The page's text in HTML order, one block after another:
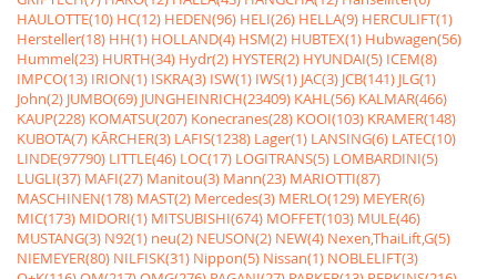
HAULOTTE(10) HC(12) HEDEN(96) HELI(26) HELLA(9) HERCULIFT(1)
Hersteller(18) HH(1) HOLLAND(4) HSM(2) HUBTEX(1) Hubwagen(56)
Hummel(23) HURTH(34) Hydr(2) HYSTER(2) HYUNDAI(5) ICEM(8)
IMPCO(13) IRION(1) ISKRA(3) ISW(1) IWS(1) JAC(3) JCB(141) JLG(1)
John(2) JUMBO(69) JUNGHEINRICH(23409) KAHL(56) KALMAR(466)
KAUP(228) KOMATSU(207) Konecranes(28) KOOI(103) KRAMER(148)
KUBOTA(7) KÃRCHER(3) LAFIS(1238) Lager(1) LANSING(6) LATEC(10)
LINDE(97790) LITTLE(46) LOC(17) LOGITRANS(5) LOMBARDINI(5)
LUGLI(37) MAFI(27) Manitou(3) Mann(23) MARIOTTI(87)
MASCHINEN(178) MAST(2) Mercedes(3) MERLO(129) MEYER(6)
MIC(173) MIDORI(1) MITSUBISHI(674) MOFFET(103) MULE(46)
MUSTANG(3) N92(1) neu(2) NEUSON(2) NEW(4) Nexen,ThaiLift,G(5)
NIEMEYER(80) NILFISK(31) Nippon(5) Nissan(1) NOBLELIFT(3)